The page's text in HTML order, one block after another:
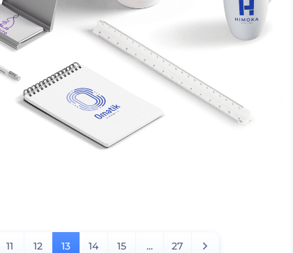
11 12 13 14 15 ... 27